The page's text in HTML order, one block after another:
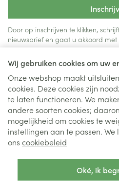
Wij gebruiken cookies om uw
Onze webshop maakt
cookies. Deze cookies zijn
te laten functioneren. We
andere soorten cookies;
mogelijkheid om cookies te
instellingen aan te passen.
ons cookiebeleid
Oké, ik
Door op inschrijven te klikken,
nieuwsbrief en gaat u akkoord met
Juridische links